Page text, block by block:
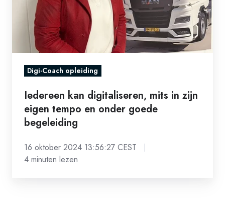
tempo
onder
goede
begeleiding
Digi-Coach opleiding
Iedereen kan digitaliseren, mits in zijn
eigen tempo en onder goede
begeleiding
16 oktober 2024 13:56:27 CEST
4 minuten lezen